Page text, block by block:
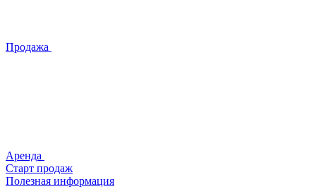
Продажа
Аренда
Старт продаж
Полезная информация